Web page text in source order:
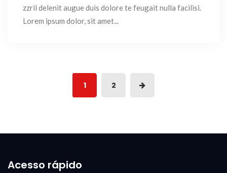
zzril delenit augue duis dolore te feugait nulla facilisi.
Lorem ipsum dolor, sit amet...
1 2
Acesso rápido